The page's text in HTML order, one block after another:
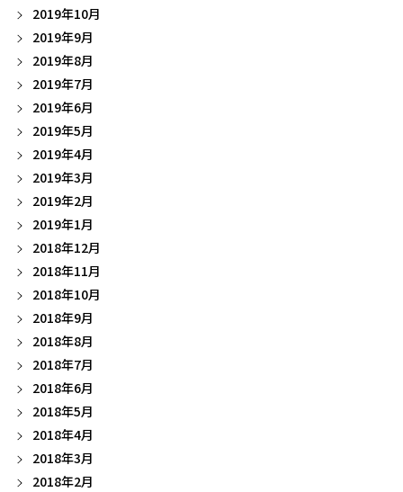
2019年10月
2019年9月
2019年8月
2019年7月
2019年6月
2019年5月
2019年4月
2019年3月
2019年2月
2019年1月
2018年12月
2018年11月
2018年10月
2018年9月
2018年8月
2018年7月
2018年6月
2018年5月
2018年4月
2018年3月
2018年2月